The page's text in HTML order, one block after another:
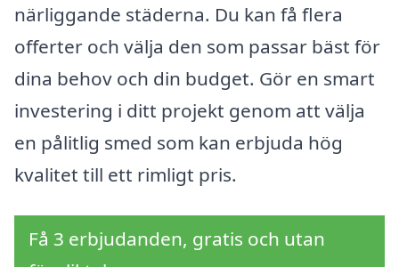
närliggande städerna. Du kan få flera
offerter och välja den som passar bäst för
dina behov och din budget. Gör en smart
investering i ditt projekt genom att välja
en pålitlig smed som kan erbjuda hög
kvalitet till ett rimligt pris.
Få 3 erbjudanden, gratis och utan